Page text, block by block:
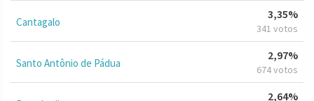
Cantagalo
3,35%
341 votos
Santo Antônio de Pádua
2,97%
674 votos
2,64%